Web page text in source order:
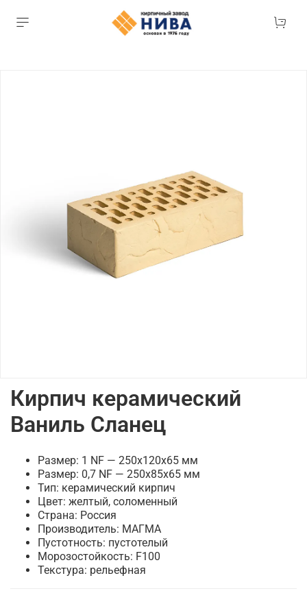
Кирпич керамический
Ваниль Сланец
Размер: 1 NF — 250х120х65 мм
Размер: 0,7 NF — 250х85х65 мм
Тип: керамический кирпич
Цвет: желтый, соломенный
Страна: Россия
Производитель: МАГМА
Пустотность: пустотелый
Морозостойкость: F100
Текстура: рельефная